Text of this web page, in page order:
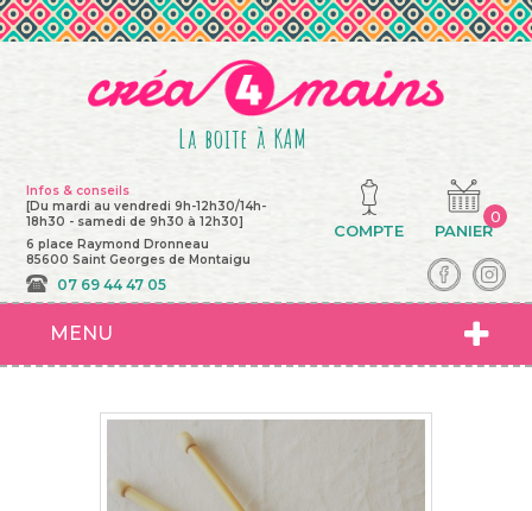
Infos & conseils
[Du mardi au vendredi 9h-12h30/14h-
18h30 - samedi de 9h30 à 12h30]
6 place Raymond Dronneau
85600 Saint Georges de Montaigu
07 69 44 47 05
La boite à KAM
PANIER
0
COMPTE
MENU